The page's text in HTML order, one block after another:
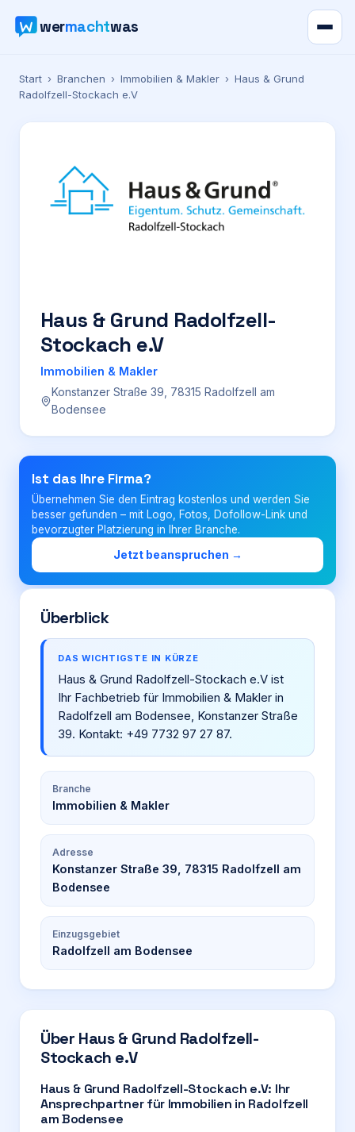
wermachtwas
Verzeichnis
Karte
Ratgeber
Für Firmen
Login
Start › Branchen › Immobilien & Makler › Haus & Grund
Radolfzell-Stockach e.V
Haus & Grund Radolfzell-
Stockach e.V
Immobilien & Makler
Konstanzer Straße 39, 78315 Radolfzell am
Bodensee
Ist das Ihre Firma?
Übernehmen Sie den Eintrag kostenlos und werden Sie
besser gefunden – mit Logo, Fotos, Dofollow-Link und
bevorzugter Platzierung in Ihrer Branche.
Jetzt beanspruchen →
Überblick
DAS WICHTIGSTE IN KÜRZE
Haus & Grund Radolfzell-Stockach e.V ist
Ihr Fachbetrieb für Immobilien & Makler in
Radolfzell am Bodensee, Konstanzer Straße
39. Kontakt: +49 7732 97 27 87.
Branche
Immobilien & Makler
Adresse
Konstanzer Straße 39, 78315 Radolfzell am
Bodensee
Einzugsgebiet
Radolfzell am Bodensee
Über Haus & Grund Radolfzell-
Stockach e.V
Haus & Grund Radolfzell-Stockach e.V: Ihr
Ansprechpartner für Immobilien in Radolfzell
am Bodensee